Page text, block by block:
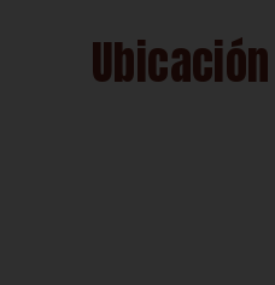
Ubicación